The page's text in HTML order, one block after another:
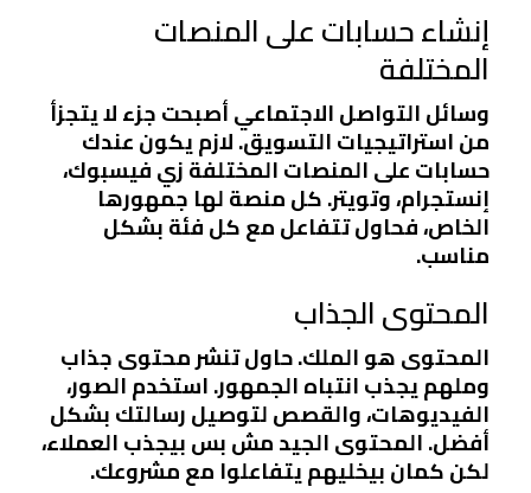
إنشاء حسابات على المنصات
المختلفة
وسائل التواصل الاجتماعي أصبحت جزء لا يتجزأ
من استراتيجيات التسويق. لازم يكون عندك
حسابات على المنصات المختلفة زي فيسبوك،
إنستجرام، وتويتر. كل منصة لها جمهورها
الخاص، فحاول تتفاعل مع كل فئة بشكل
مناسب.
المحتوى الجذاب
المحتوى هو الملك. حاول تنشر محتوى جذاب
وملهم يجذب انتباه الجمهور. استخدم الصور،
الفيديوهات، والقصص لتوصيل رسالتك بشكل
أفضل. المحتوى الجيد مش بس بيجذب العملاء،
لكن كمان بيخليهم يتفاعلوا مع مشروعك.